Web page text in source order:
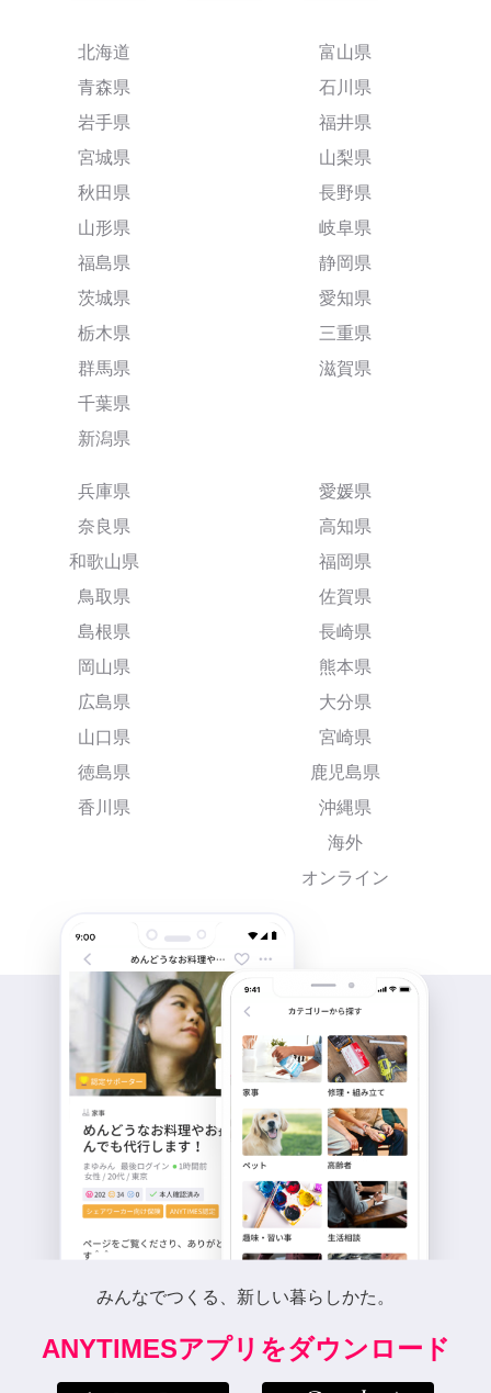
北海道
青森県
岩手県
宮城県
秋田県
山形県
福島県
茨城県
栃木県
群馬県
千葉県
新潟県
富山県
石川県
福井県
山梨県
長野県
岐阜県
静岡県
愛知県
三重県
滋賀県
兵庫県
奈良県
和歌山県
鳥取県
島根県
岡山県
広島県
山口県
徳島県
香川県
愛媛県
高知県
福岡県
佐賀県
長崎県
熊本県
大分県
宮崎県
鹿児島県
沖縄県
海外
オンライン
みんなでつくる、新しい暮らしかた。
ANYTIMESアプリをダウンロード